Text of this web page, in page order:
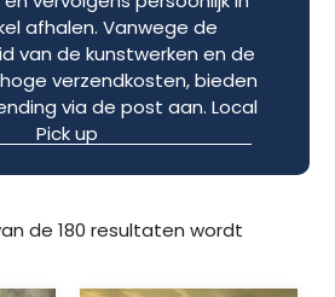
afhalen. Vanwege de
van de kunstwerken en de
verzendkosten, bieden
via de post aan. Local
Pick up
de 180 resultaten wordt